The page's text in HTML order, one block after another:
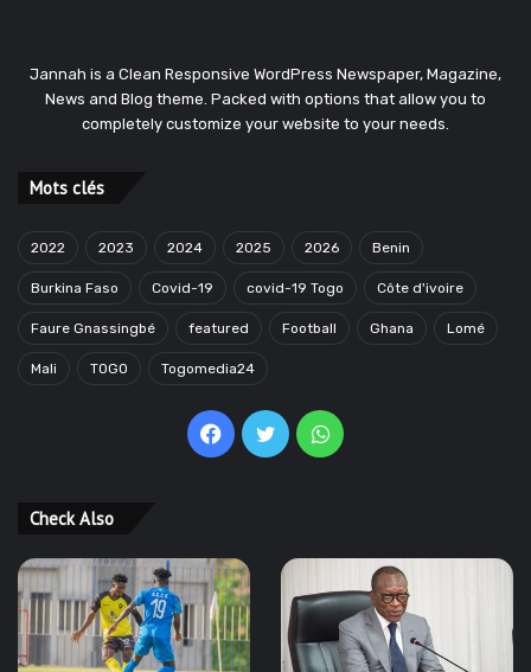
Jannah is a Clean Responsive WordPress Newspaper, Magazine,
News and Blog theme. Packed with options that allow you to
completely customize your website to your needs.
Mots clés
2022 2023 2024 2025 2026 Benin
Burkina Faso Covid-19 covid-19 Togo Côte d'ivoire
Faure Gnassingbé featured Football Ghana Lomé
Mali TOGO Togomedia24
Facebook
TwitterWhatsApp
Check Also